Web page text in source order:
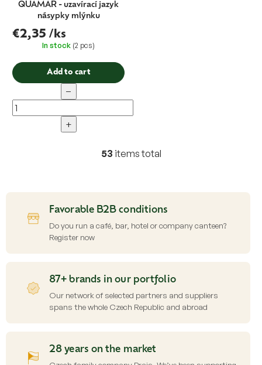
QUAMAR - uzavírací jazyk
násypky mlýnku
€2,35 /ks
In stock (2 pcs)
Add to cart
−
+
L
n
g
r
o
53 items total
Favorable B2B conditions
Do you run a café, bar, hotel or company canteen?
Register now
87+ brands in our portfolio
Our network of selected partners and suppliers
spans the whole Czech Republic and abroad
28 years on the market